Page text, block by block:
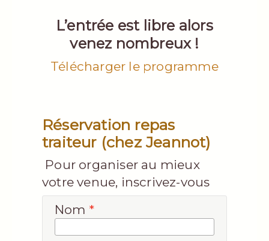
L’entrée est libre alors
venez nombreux !
Télécharger le programme
Réservation repas
traiteur (chez Jeannot)
Pour organiser au mieux
votre venue, inscrivez-vous
Nom *